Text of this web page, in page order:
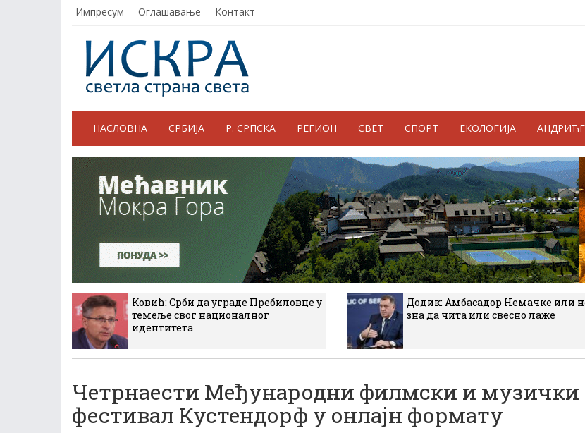
Импресум Оглашавање Контакт
НАСЛОВНА СРБИЈА Р. СРПСКА РЕГИОН СВЕТ СПОРТ ЕКОЛОГИЈА
Ковић: Срби да уграде Пребиловце у
темеље свог националног
идентитета
Додик: Амбасадор Немачке или
зна да чита или свесно лаже
Четрнаести Међународни филмски и музички
фестивал Кустендорф у онлајн формату